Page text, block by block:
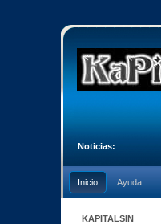
Noticias:
Inicio Ayuda
KAPITALSIN